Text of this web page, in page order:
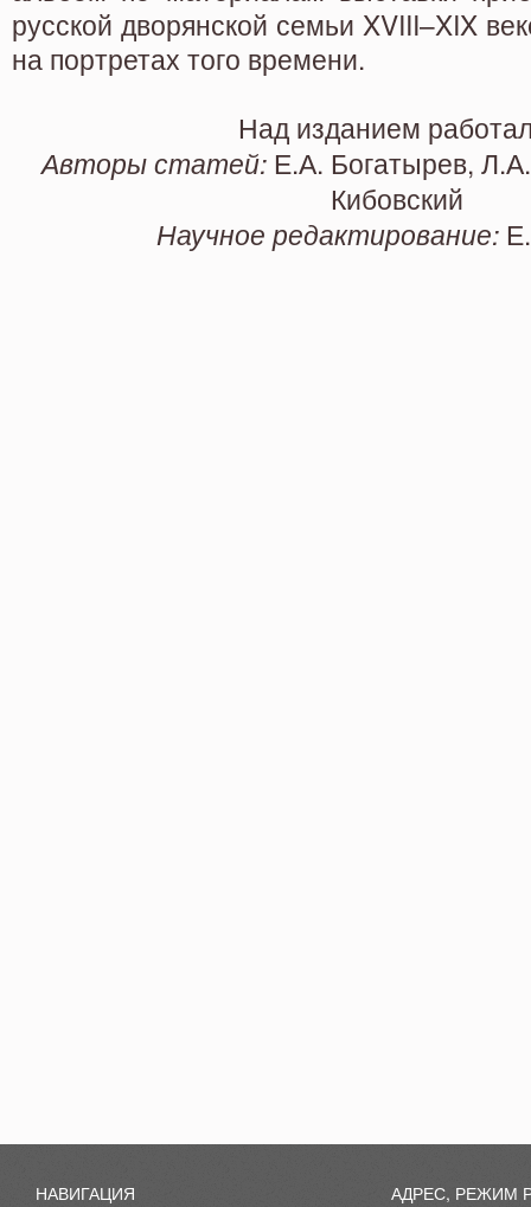
русской дворянской семьи XVIII–XIX
на портретах того времени.
Над изданием
Авторы статей: Е.А. Богатырев,
Кибовский
Научное редактирование:
НАВИГАЦИЯ
АДРЕС, РЕЖИМ